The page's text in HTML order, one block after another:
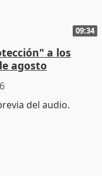
09:34
a los
agosto